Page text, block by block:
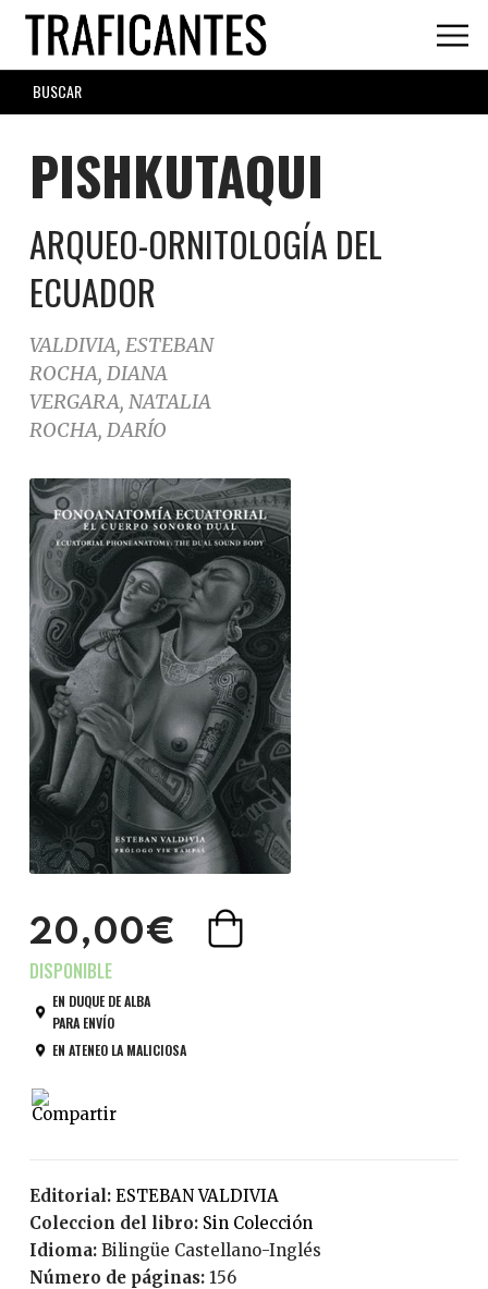
Skip
main
content
SEARCH
FORM
PISHKUTAQUI
ARQUEO-ORNITOLOGÍA DEL
ECUADOR
VALDIVIA, ESTEBAN
ROCHA, DIANA
VERGARA, NATALIA
ROCHA, DARÍO
20,00€
EN DUQUE DE ALBA
PARA ENVÍO
EN ATENEO LA MALICIOSA
Editorial:
ESTEBAN VALDIVIA
Coleccion del libro:
Sin Colección
Idioma:
Bilingüe Castellano-Inglés
Número de páginas: 156